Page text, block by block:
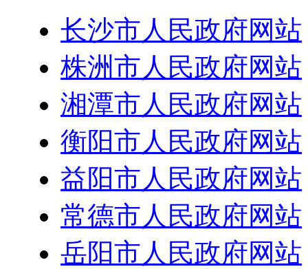
长沙市人民政府网站
株洲市人民政府网站
湘潭市人民政府网站
衡阳市人民政府网站
益阳市人民政府网站
常德市人民政府网站
岳阳市人民政府网站